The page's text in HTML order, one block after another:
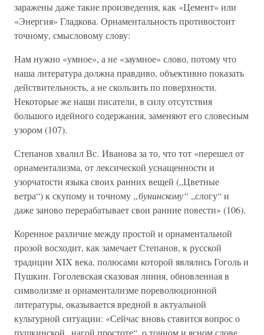
заражены даже такие произведения, как «Цемент» или
«Энергия» Гладкова. Орнаментальность противостоит
точному, смысловому слову:
Нам нужно «умное», а не «заумное» слово, потому что
наша литература должна правдиво, объективно показать
действительность, а не скользить по поверхности.
Некоторые же наши писатели, в силу отсутствия
большого идейного содержания, заменяют его словесным
узором (107).
Степанов хвалил Вс. Иванова за то, что тот «перешел от
орнаментализма, от лексической уснащенности и
узорчатости языка своих ранних вещей („Цветные
ветра“) к скупому и точному „бунинскому“ „слогу“ и
даже заново перерабатывает свои ранние повести» (106).
Коренное различие между простой и орнаментальной
прозой восходит, как замечает Степанов, к русской
традиции XIX века, полюсами которой являлись Гоголь и
Пушкин. Гоголевская сказовая линия, обновленная в
символизме и орнаментализме пореволюционной
литературы, оказывается вредной в актуальной
культурной ситуации: «Сейчас вновь ставится вопрос о
пушкинской „нагой простоте“, о точном и ясном слове,